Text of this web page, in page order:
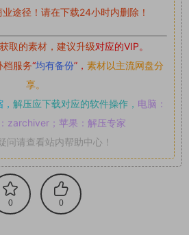
途径！请在下载24小时内删除！
取的素材，建议升级对应的VIP。
档服务“均有备份”， 素材以主流网盘分
享。
解压应下载对应的软件操作， 电脑：
zarchiver；苹果：解压专家
问请查看站内帮助中心！
0 0